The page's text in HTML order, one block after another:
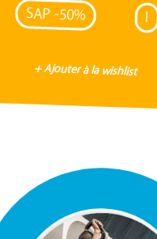
SAP -50% I
+ Ajouter à la wishlist